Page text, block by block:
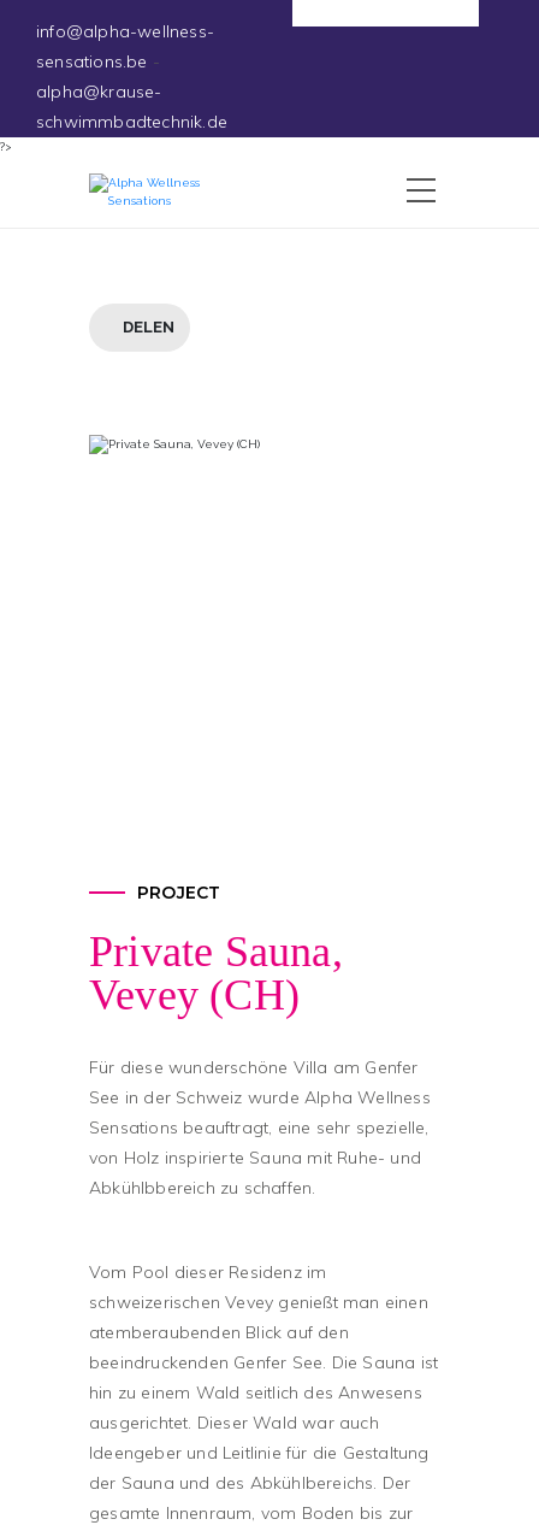
info@alpha-wellness-
sensations.be -
alpha@krause-
schwimmbadtechnik.de
?>
DELEN
PROJECT
Private Sauna,
Vevey (CH)
Für diese wunderschöne Villa am Genfer
See in der Schweiz wurde Alpha Wellness
Sensations beauftragt, eine sehr spezielle,
von Holz inspirierte Sauna mit Ruhe- und
Abkühlbbereich zu schaffen.
Vom Pool dieser Residenz im
schweizerischen Vevey genießt man einen
atemberaubenden Blick auf den
beeindruckenden Genfer See. Die Sauna ist
hin zu einem Wald seitlich des Anwesens
ausgerichtet. Dieser Wald war auch
Ideengeber und Leitlinie für die Gestaltung
der Sauna und des Abkühlbereichs. Der
gesamte Innenraum, vom Boden bis zur